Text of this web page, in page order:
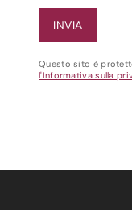
Questo sito è
l'Informativa sulla